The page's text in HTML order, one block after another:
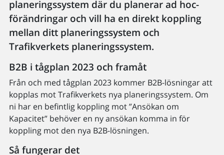
planeringssystem där du planerar ad hoc-
förändringar och vill ha en direkt koppling
mellan ditt planeringssystem och
Trafikverkets planeringssystem.
B2B i tågplan 2023 och framåt
Från och med tågplan 2023 kommer B2B-lösningar att
kopplas mot Trafikverkets nya planeringssystem. Om
ni har en befintlig koppling mot ”Ansökan om
Kapacitet” behöver en ny ansökan komma in för
koppling mot den nya B2B-lösningen.
Så fungerar det